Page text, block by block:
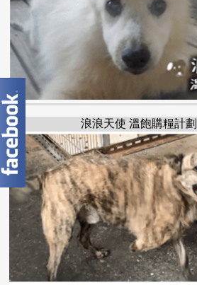
浪浪天使 溫飽購糧計劃